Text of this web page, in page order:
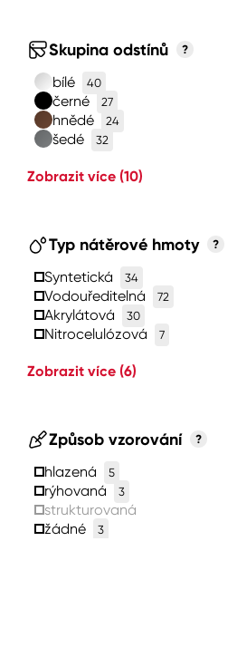
Skupina odstínů ?
bílé 40
černé 27
hnědé 24
šedé 32
Zobrazit více (10)
Typ nátěrové hmoty ?
Syntetická 34
Vodouředitelná 72
Akrylátová 30
Nitrocelulózová 7
Zobrazit více (6)
Způsob vzorování ?
hlazená 5
rýhovaná 3
strukturovaná
žádné
3